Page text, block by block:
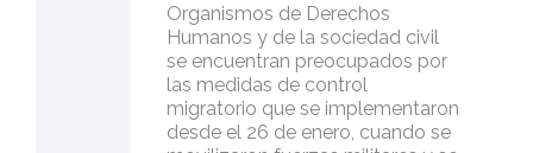
Organismos de Derechos
Humanos y de la sociedad civil
se encuentran preocupados por
las medidas de control
migratorio que se implementaron
desde el 26 de enero, cuando se